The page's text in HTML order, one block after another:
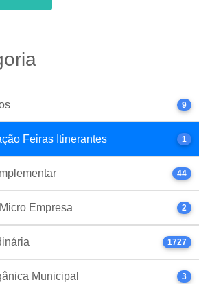
9
Feiras Itinerantes 1
44
Empresa 2
1727
Municipal 3